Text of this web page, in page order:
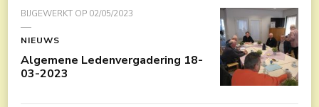
BIJGEWERKT OP 02/05/2023
NIEUWS
Algemene Ledenvergadering 18-
03-2023